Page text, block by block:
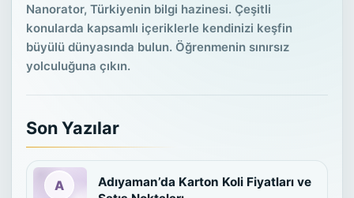
Nanorator, Türkiyenin bilgi hazinesi. Çeşitli
konularda kapsamlı içeriklerle kendinizi keşfin
büyülü dünyasında bulun. Öğrenmenin sınırsız
yolculuğuna çıkın.
Son Yazılar
Adıyaman’da Karton Koli Fiyatları ve